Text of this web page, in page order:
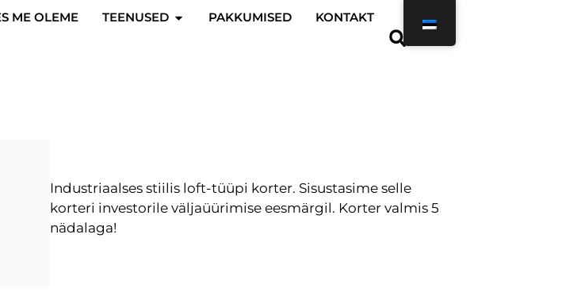
ME OLEME TEENUSED PAKKUMISED KONTAKT
Industriaalses stiilis loft-tüüpi korter. Sisustasime selle
korteri investorile väljaüürimise eesmärgil. Korter valmis 5
nädalaga!